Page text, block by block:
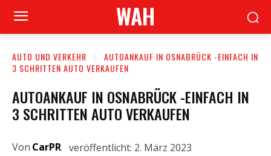
WAH
AUTO UND VERKEHR
AUTOANKAUF IN OSNABRÜCK -EINFACH IN
3 SCHRITTEN AUTO VERKAUFEN
AUTOANKAUF IN OSNABRÜCK -EINFACH IN
3 SCHRITTEN AUTO VERKAUFEN
Von CarPR veröffentlicht: 2. März 2023